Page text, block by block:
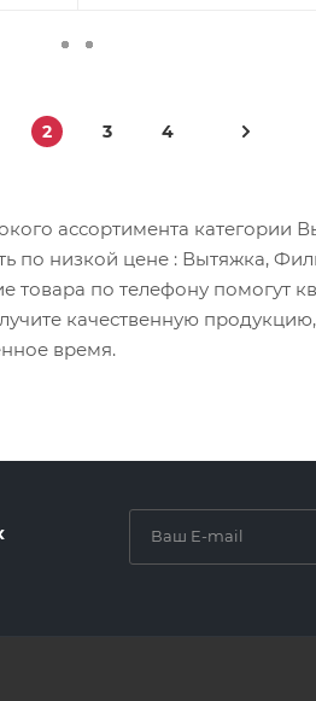
2 3 4
ассортимента категории
по низкой цене : Вытяжка,
товара по телефону
качественную
время.